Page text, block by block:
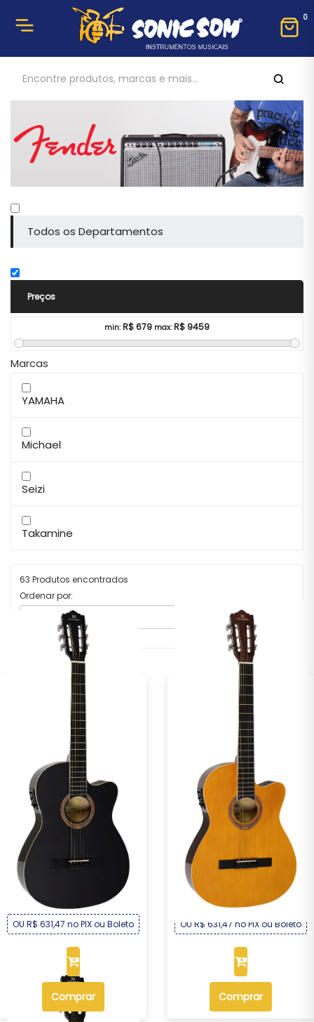
0
Todos os Departamentos
Preços
min: R$679 max: R$ 9459
Marcas
YAMAHA
Michael
Seizi
Takamine
63 Produtos encontrados
Ordenar por:
Violão Michael Clássico
Semiflat Elétr...
OU R$ 631,47 no PIX ou Boleto
Comprar
Violão Michael Clássico
Semiflat Elétr...
OU R$ 631,47 no PIX ou Boleto
Comprar